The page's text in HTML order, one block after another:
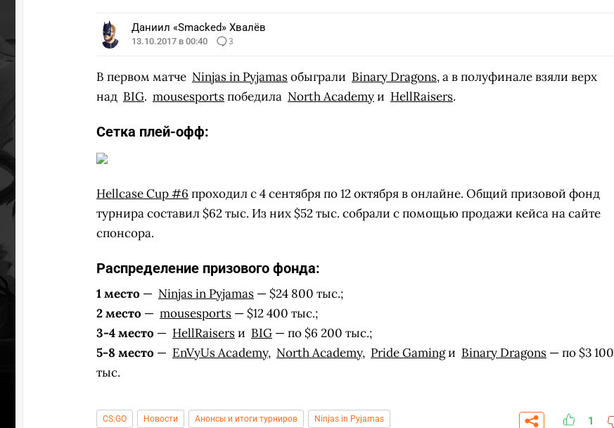
Даниил «Smacked» Хвалёв
13.10.2017 в 00:40 3
В первом матче Ninjas in Pyjamasобыграли Binary Dragons, а в полуфинале взяли верх
над BIG. mousesportsпобедила North Academyи HellRaisers.
Сетка плей-офф:
Hellcase Cup #6 проходил с 4 сентября по 12 октября в онлайне. Общий призовой фонд
турнира составил $62 тыс. Из них $52 тыс. собрали с помощью продажи кейса на сайте
спонсора.
Распределение призового фонда:
1 место — Ninjas in Pyjamas — $24 800 тыс.;
2 место — mousesports — $12 400 тыс.;
3-4 место — HellRaisersи BIG — по $6 200 тыс.;
5-8 место — EnVyUs Academy, North Academy, Pride Gamingи Binary Dragons — по $3 100
тыс.
CS:GO Новости Анонсы и итоги турниров Ninjas in Pyjamas 1